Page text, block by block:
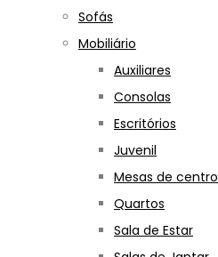
Sofás
Mobiliário
Auxiliares
Consolas
Escritórios
Juvenil
Mesas de centro
Quartos
Sala de Estar